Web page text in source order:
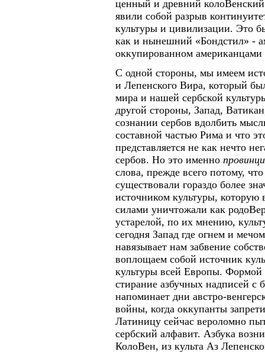
ценный и древний
явили собой разрыв
культуры и цивилизации. Это
как и нынешний «Бондстил» -
оккупированном
С одной стороны, мы имеем
и Лепенского Вира, который
мира и нашей сербской
другой стороны, Запад,
сознании сербов вдолбить
составной частью Рима и что
представляется не как нечто
сербов. Но это именно
слова, прежде всего потому,
существовали гораздо более
источником культуры,
силами уничтожали как
устарелой, по их мнению,
сегодня Запад где огнем и
навязывает нам забвение
воплощаем собой источник
культуры всей Европы.
стирание азбучных надписей с
напоминает дни австро-
войны, когда оккупанты
Латиницу сейчас вероломно
сербский алфавит. Азбука
КолоВен, из культа Аз